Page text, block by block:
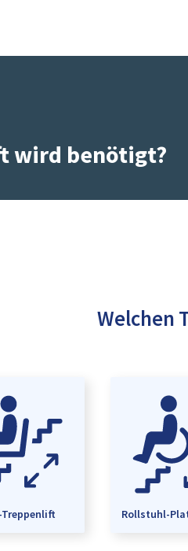
wird benötigt?
Welchen
Rollstuhl-